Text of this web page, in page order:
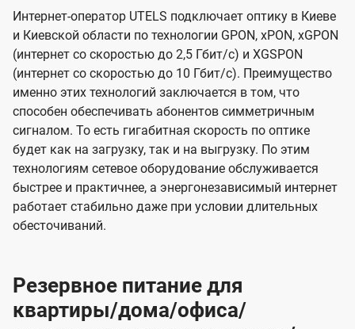
Интернет-оператор UTELS подключает оптику в Киеве
и Киевской области по технологии GPON, xPON, xGPON
(интернет со скоростью до 2,5 Гбит/с) и XGSPON
(интернет со скоростью до 10 Гбит/с). Преимущество
именно этих технологий заключается в том, что
способен обеспечивать абонентов симметричным
сигналом. То есть гигабитная скорость по оптике
будет как на загрузку, так и на выгрузку. По этим
технологиям сетевое оборудование обслуживается
быстрее и практичнее, а энергонезависимый интернет
работает стабильно даже при условии длительных
обесточиваний.
Резервное питание для
квартиры/дома/офиса/